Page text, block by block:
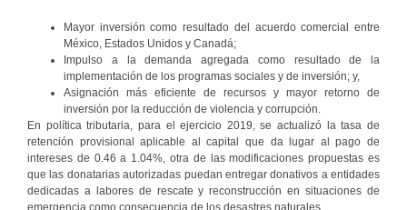
Mayor inversión como resultado del acuerdo comercial entre
México, Estados Unidos y Canadá;
Impulso a la demanda agregada como resultado de la
implementación de los programas sociales y de inversión; y,
Asignación más eficiente de recursos y mayor retorno de
inversión por la reducción de violencia y corrupción.
En política tributaria, para el ejercicio 2019, se actualizó la tasa de
retención provisional aplicable al capital que da lugar al pago de
intereses de 0.46 a 1.04%, otra de las modificaciones propuestas es
que las donatarias autorizadas puedan entregar donativos a entidades
dedicadas a labores de rescate y reconstrucción en situaciones de
emergencia como consecuencia de los desastres naturales.